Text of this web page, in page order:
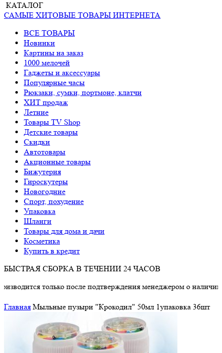
КАТАЛОГ
САМЫЕ ХИТОВЫЕ ТОВАРЫ ИНТЕРНЕТА
ВСЕ ТОВАРЫ
Новинки
Картины на заказ
1000 мелочей
Гаджеты и аксессуары
Популярные часы
Рюкзаки, сумки, портмоне, клатчи
ХИТ продаж
Летние
Товары TV Shop
Детские товары
Cкидки
Автотовары
Акционные товары
Бижутерия
Гироскутеры
Новогодние
Спорт, похудение
Упаковка
Шланги
Товары для дома и дачи
Косметика
Купить в кредит
БЫСТРАЯ СБОРКА В ТЕЧЕНИИ 24 ЧАСОВ
только после подтверждения менеджером о наличии товара.
Главная Мыльные пузыри "Крокодил" 50мл 1упаковка 36шт